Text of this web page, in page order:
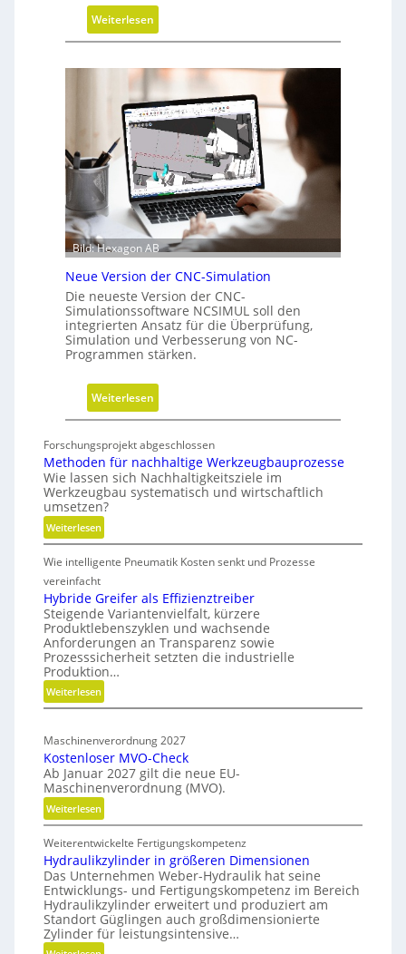
s
c
f
t
s
f
ü
h
r
u
n
Weiterlesen:
F
s
c
h
r
i
t
t
e
e
i
N
a
c
h
h
a
t
i
g
t
-
R
o
a
m
p
Bild: Hexagon AB
Neue Version der CNC-Simulation
Die neueste Version der CNC-
Simulationssoftware NCSIMUL soll den
integrierten Ansatz für die Überprüfung,
Simulation und Verbesserung von NC-
Programmen stärken.
Weiterlesen:
N
u
e
V
s
i
n
d
e
r
-
S
i
m
a
t
i
o
n
Forschungsprojekt abgeschlossen
Methoden für nachhaltige Werkzeugbauprozesse
Wie lassen sich Nachhaltigkeitsziele im
Werkzeugbau systematisch und wirtschaftlich
umsetzen?
Weiterlesen:
M
e
t
h
o
d
e
n
f
ü
h
h
a
l
i
g
e
W
e
Wie intelligente Pneumatik Kosten senkt und Prozesse
vereinfacht
Hybride Greifer als Effizienztreiber
Steigende Variantenvielfalt, kürzere
Produktlebenszyklen und wachsende
Anforderungen an Transparenz sowie
Prozesssicherheit setzten die industrielle
Produktion…
Weiterlesen:
H
b
r
i
d
e
G
r
e
i
f
e
r
a
Maschinenverordnung 2027
Kostenloser MVO-Check
Ab Januar 2027 gilt die neue EU-
Maschinenverordnung (MVO).
Weiterlesen:
K
o
s
t
e
n
l
o
Weiterentwickelte Fertigungskompetenz
Hydraulikzylinder in größeren Dimensionen
Das Unternehmen Weber-Hydraulik hat seine
Entwicklungs- und Fertigungskompetenz im Bereich
Hydraulikzylinder erweitert und produziert am
Standort Güglingen auch großdimensionierte
Zylinder für leistungsintensive…